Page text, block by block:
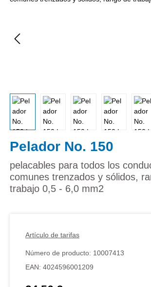
Pelador No. 150
pelacables para todos los
comunes trenzados y sólidos,
trabajo 0,5 - 6,0 mm2
Artículo de tarifas
Número de producto: 10007413
EAN: 4024596001209